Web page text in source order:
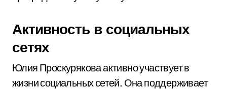
Активность в социальных
сетях
Юлия Проскурякова активно участвует в
жизни социальных сетей. Она поддерживает